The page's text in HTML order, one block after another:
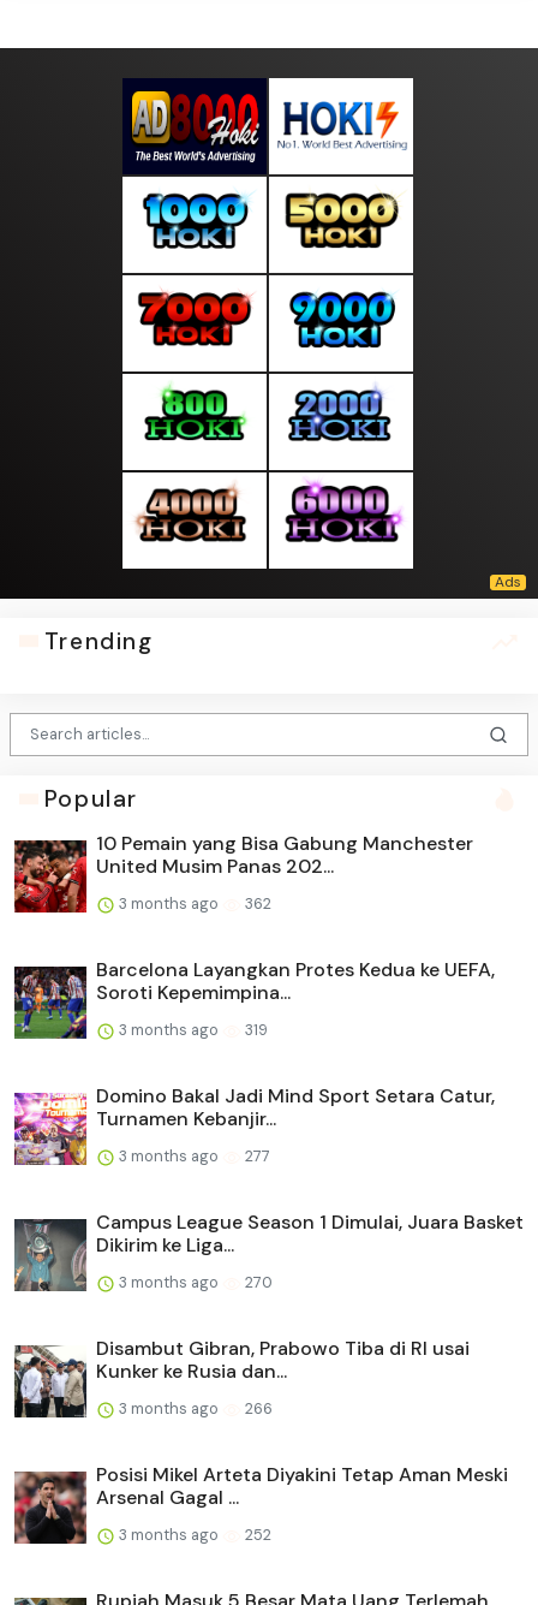
Trending
Popular
10 Pemain yang Bisa Gabung Manchester
United Musim Panas 202...
3 months ago 362
Barcelona Layangkan Protes Kedua ke UEFA,
Soroti Kepemimpina...
3 months ago 319
Domino Bakal Jadi Mind Sport Setara Catur,
Turnamen Kebanjir...
3 months ago 277
Campus League Season 1 Dimulai, Juara Basket
Dikirim ke Liga...
3 months ago 270
Disambut Gibran, Prabowo Tiba di RI usai
Kunker ke Rusia dan...
3 months ago 266
Posisi Mikel Arteta Diyakini Tetap Aman Meski
Arsenal Gagal ...
3 months ago 252